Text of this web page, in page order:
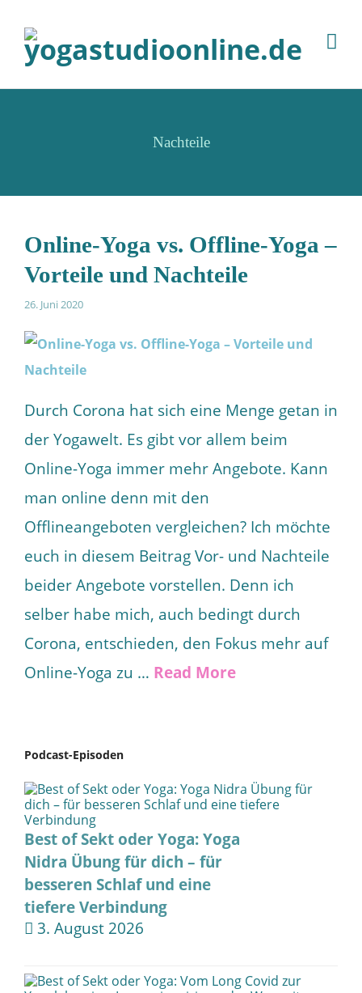
Nachteile
Online-Yoga vs. Offline-Yoga –
Vorteile und Nachteile
26. Juni 2020
Durch Corona hat sich eine Menge getan in
der Yogawelt. Es gibt vor allem beim
Online-Yoga immer mehr Angebote. Kann
man online denn mit den
Offlineangeboten vergleichen? Ich möchte
euch in diesem Beitrag Vor- und Nachteile
beider Angebote vorstellen. Denn ich
selber habe mich, auch bedingt durch
Corona, entschieden, den Fokus mehr auf
Online-Yoga zu … Read More
Podcast-Episoden
Best of Sekt oder Yoga: Yoga
Nidra Übung für dich – für
besseren Schlaf und eine
tiefere Verbindung
3. August 2026